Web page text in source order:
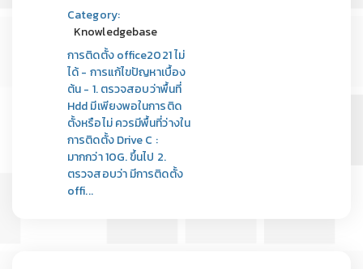
Category:
Knowledgebase
การติดตั้ง office2021 ไม่
ได้ - การแก้ไขปัญหาเบื้อง
ต้น - 1. ตรวจสอบว่าพื้นที่
Hdd มีเพียงพอในการติด
ตั้งหรือไม่ ควรมีพื้นที่ว่างใน
การติดตั้ง Drive C :
มากกว่า 10G. ขึ้นไป 2.
ตรวจสอบว่า มีการติดตั้ง
offi...